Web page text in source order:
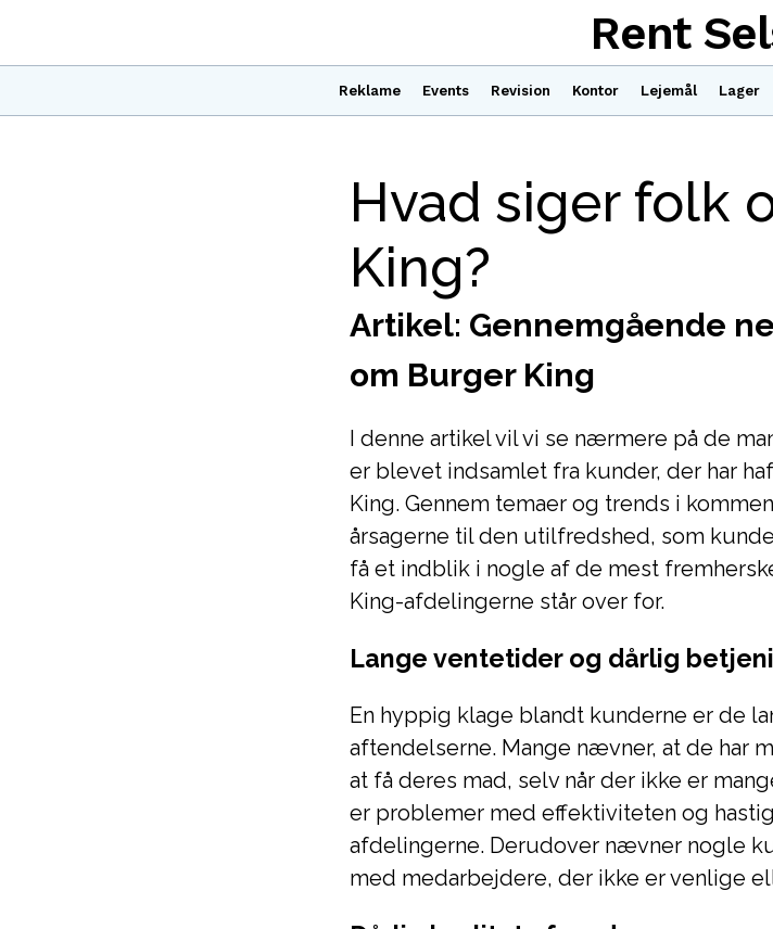
Reklame Events Revision Kontor Lejemål Lager
Rent
Hvad siger folk
King?
Artikel: Gennemgående
om Burger King
I denne artikel vil vi se nærmere på de
er blevet indsamlet fra kunder, der har
King. Gennem temaer og trends i
årsagerne til den utilfredshed, som
få et indblik i nogle af de mest
King-afdelingerne står over for.
Lange ventetider og dårlig
En hyppig klage blandt kunderne er de
aftendelserne. Mange nævner, at de har
at få deres mad, selv når der ikke er
er problemer med effektiviteten og
afdelingerne. Derudover nævner nogle
med medarbejdere, der ikke er venlige